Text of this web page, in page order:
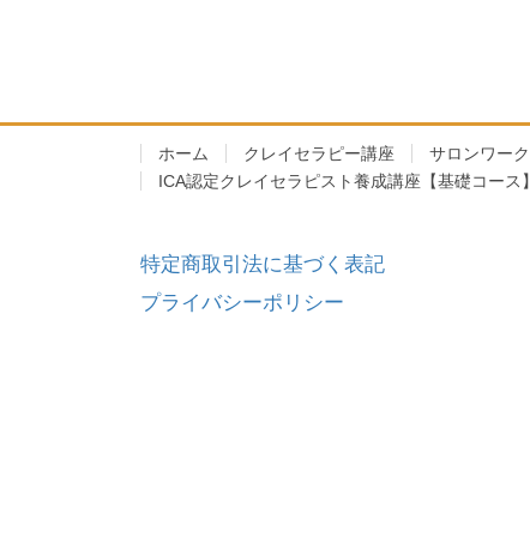
ホーム クレイセラピー講座 サロンワーク
ICA認定クレイセラピスト養成講座【基礎コース】
特定商取引法に基づく表記
プライバシーポリシー